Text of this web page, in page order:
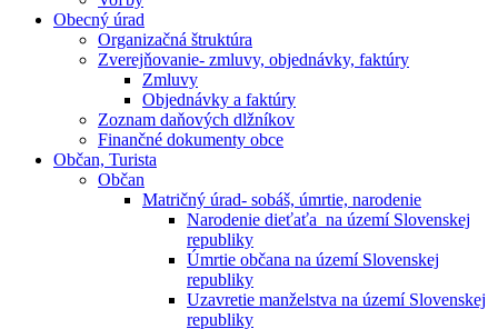
Obecný úrad
Organizačná štruktúra
Zverejňovanie- zmluvy, objednávky, faktúry
Zmluvy
Objednávky a faktúry
Zoznam daňových dlžníkov
Finančné dokumenty obce
Občan, Turista
Občan
Matričný úrad- sobáš, úmrtie, narodenie
Narodenie dieťaťa na území Slovenskej
republiky
Úmrtie občana na území Slovenskej
republiky
Uzavretie manželstva na území Slovenskej
republiky